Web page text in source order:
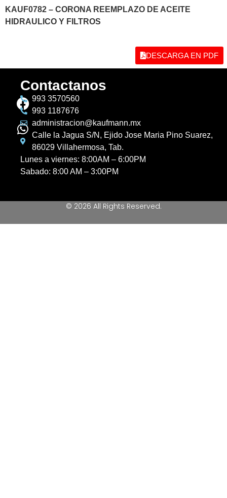
KAUF0782 – CORONA REEMPLAZO DE ACEITE
HIDRAULICO Y FILTROS
DESCARGA EN PDF
Contactanos
993 3570560
993 1187676
administracion@kaufmann.mx
Calle la Jagua S/N, Ejido Jose Maria Pino Suarez,
86029 Villahermosa, Tab.
Lunes a viernes: 8:00AM – 6:00PM
Sabado: 8:00 AM – 3:00PM
© 2026 All Rights Reserved.